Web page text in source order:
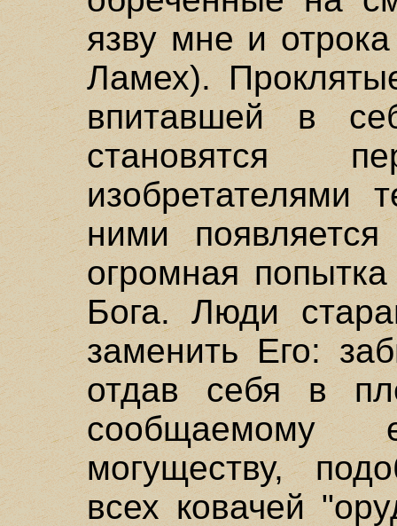
язву мне и
Ламех).
впитавшей в
становятся
изобретателями
ними
огромная попытка
Бога. Люди
заменить Его:
отдав себя в
сообщаемому
могуществу,
всех ковачей